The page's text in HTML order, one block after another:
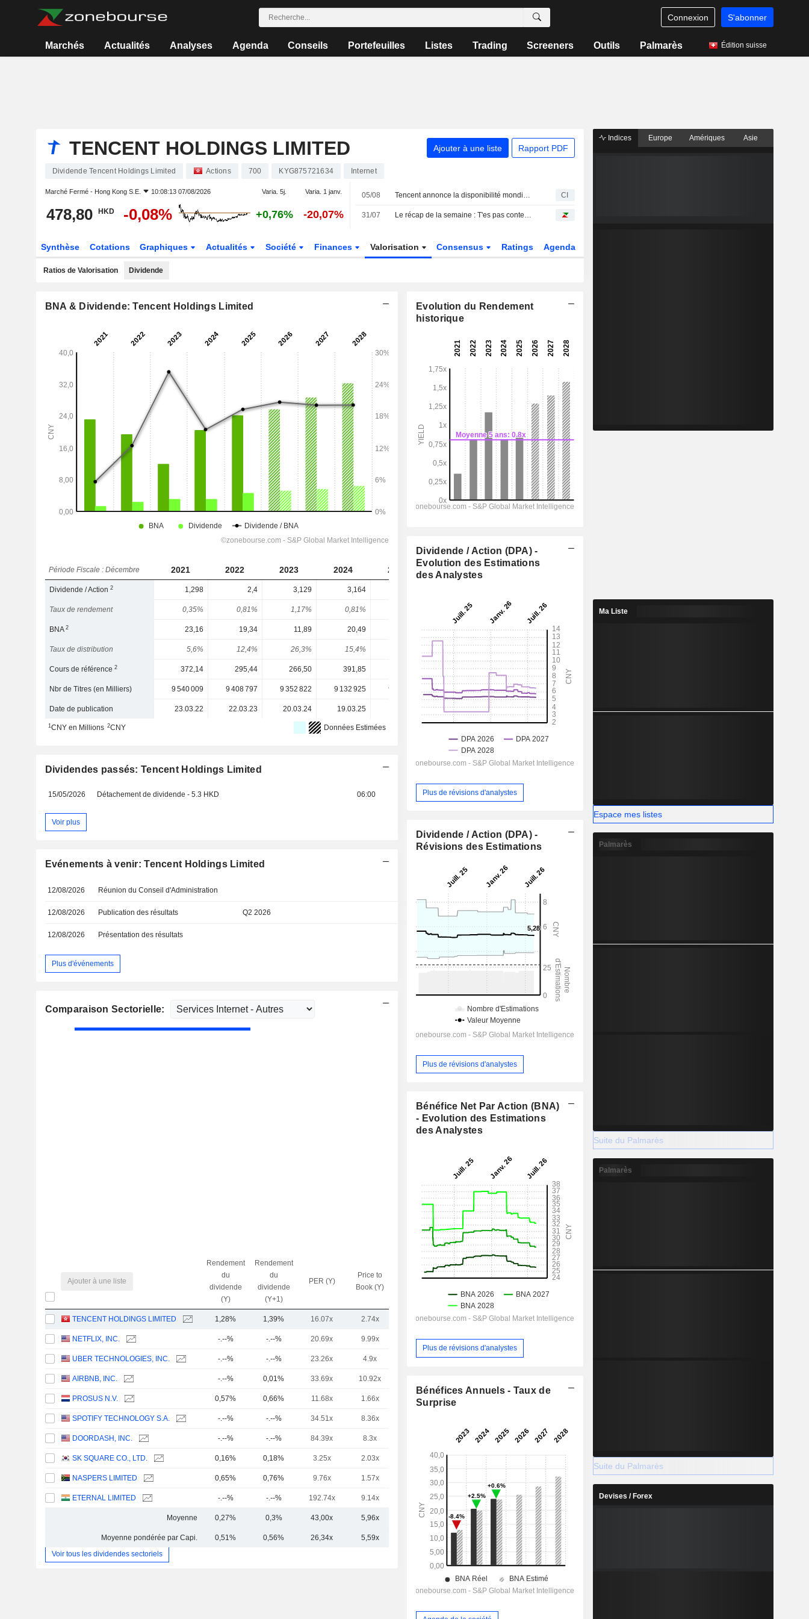
Connexion S'abonner
Marchés Actualités Analyses Agenda Conseils Portefeuilles Listes Trading Screeners Outils Palmarès Édition suisse
TENCENT HOLDINGS LIMITED Ajouter à une liste Rapport PDF
Dividende Tencent Holdings Limited Actions 700 KYG875721634 Internet
Marché Fermé - Hong Kong S.E. 10:08:13 07/08/2026 Varia. 5j. Varia. 1 janv.
478,80 HKD -0,08% +0,76% -20,07%
05/08 Tencent annonce la disponibilité mondiale du modèle d'IA Hy3 et son intégration dans ses produits et services cloud CI
31/07 Le récap de la semaine : T'es pas content ? +18%
Synthèse Cotations Graphiques Actualités Société Finances Valorisation Consensus Ratings Agenda
Ratios de Valorisation Dividende
BNA & Dividende: Tencent Holdings Limited
Période Fiscale : Décembre 2021 2022 2023 2024 2025 2026
Dividende / Action2 1,298 2,4 3,129 3,164
Taux de rendement 0,35% 0,81% 1,17% 0,81% 1,28% 1,39%
BNA2 23,16 19,34 11,89 20,49 25,64 28,66
Taux de distribution 5,6% 12,4% 26,3% 15,4% 20,6% 20%
Cours de référence2 372,14 295,44 266,50 391,85 411,86 411,86 411,86
Nbr de Titres (en Milliers) 9 540 009 9 408 797 9 352 822 9 132 925 9 032 821 8 977 496 -
Date de publication 23.03.22 22.03.23 20.03.24 19.03.25 - -
1CNY en Millions 2CNY Données Estimées
Dividendes passés: Tencent Holdings Limited
15/05/2026 Détachement de dividende - 5.3 HKD 06:00
Voir plus
Evénements à venir: Tencent Holdings Limited
12/08/2026 Réunion du Conseil d'Administration
12/08/2026 Publication des résultats Q2 2026
12/08/2026 Présentation des résultats 14:00
Plus d'événements
Comparaison Sectorielle:
Ajouter à une liste
Rendement
du
dividende
(Y)
Rendement
du
dividende
(Y+1)
PER (Y)
Price to
Book (Y)
VE / CA (Y)
TENCENT HOLDINGS LIMITED 1,28% 1,39% 16.07x 2.74x 4.37x
NETFLIX, INC. -.--% -.--% 20.69x 9.99x 6.12x
UBER TECHNOLOGIES, INC. -.--% -.--% 23.26x 4.9x 2.69x
AIRBNB, INC. -.--% 0,01% 33.69x 10.92x
PROSUS N.V. 0,57% 0,66% 11.68x 1.66x 8.83x
SPOTIFY TECHNOLOGY S.A. -.--% -.--% 34.51x 8.36x
DOORDASH, INC. -.--% -.--% 84.39x 8.3x
SK SQUARE CO., LTD. 0,16% 0,18% 3.25x 2.03x 63.83x
NASPERS LIMITED 0,65% 0,76% 9.76x 1.57x
ETERNAL LIMITED -.--% -.--% 192.74x 9.14x
Moyenne 0,27% 0,3% 43,00x 5,96x 10,76x
Moyenne pondérée par Capi. 0,51% 0,56% 26,34x 5,59x
Voir tous les dividendes sectoriels
Evolution du Rendement
historique
Dividende / Action (DPA) -
Evolution des Estimations
des Analystes
Plus de révisions d'analystes
Dividende / Action (DPA) -
Révisions des Estimations
Plus de révisions d'analystes
Bénéfice Net Par Action (BNA)
- Evolution des Estimations
des Analystes
Plus de révisions d'analystes
Bénéfices Annuels - Taux de
Surprise
Indices Europe Amériques Asie
Ma Liste
Espace mes listes
Palmarès
Suite du Palmarès
Palmarès
Suite du Palmarès
Devises / Forex